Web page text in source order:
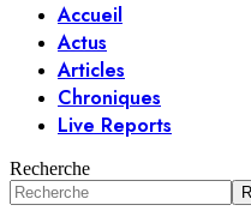
Accueil
Actus
Articles
Chroniques
Live Reports
Recherche